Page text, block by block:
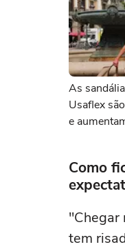
As
Usaflex
e
Como
"Chegar
tem